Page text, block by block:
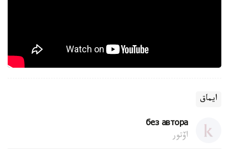
ايماق
без автора
اۆتور